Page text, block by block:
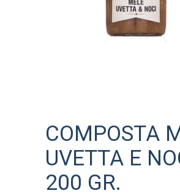
COMPOSTA
UVETTA E
200 GR.